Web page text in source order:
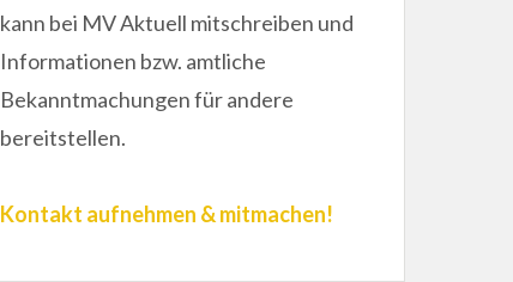
kann bei MV Aktuell mitschreiben und
Informationen bzw. amtliche
Bekanntmachungen für andere
bereitstellen.
Kontakt aufnehmen & mitmachen!